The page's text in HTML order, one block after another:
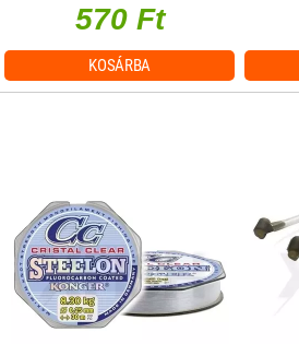
570 Ft
KOSÁRBA